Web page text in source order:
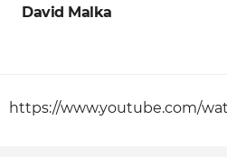
David Malka
https://www.youtube.com/